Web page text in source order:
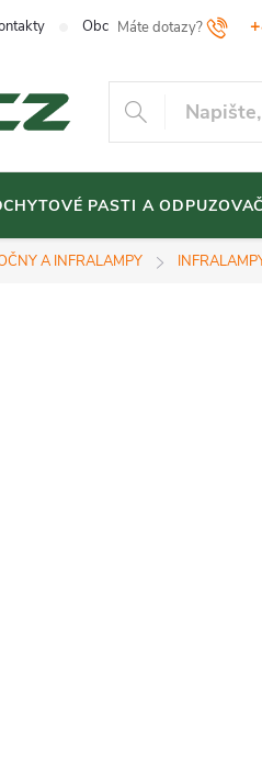
Obchodní podmínky
PASTI A
A INFRALAMPY